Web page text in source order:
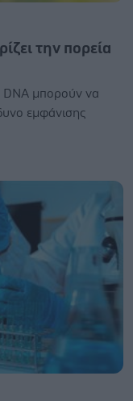
την πορεία
DNA μπορούν να
εμφάνισης